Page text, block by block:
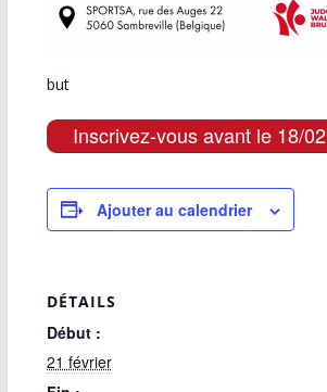
but
Inscrivez-vous avant le 18/02
Ajouter au calendrier
DÉTAILS
Début :
21 février